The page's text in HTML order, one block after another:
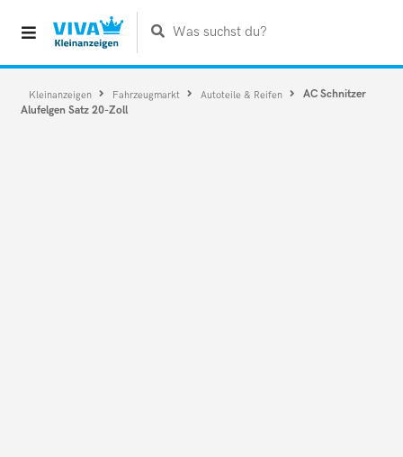
Was suchst du?
Kleinanzeigen Fahrzeugmarkt Autoteile & Reifen
AC Schnitzer
Alufelgen Satz 20-Zoll